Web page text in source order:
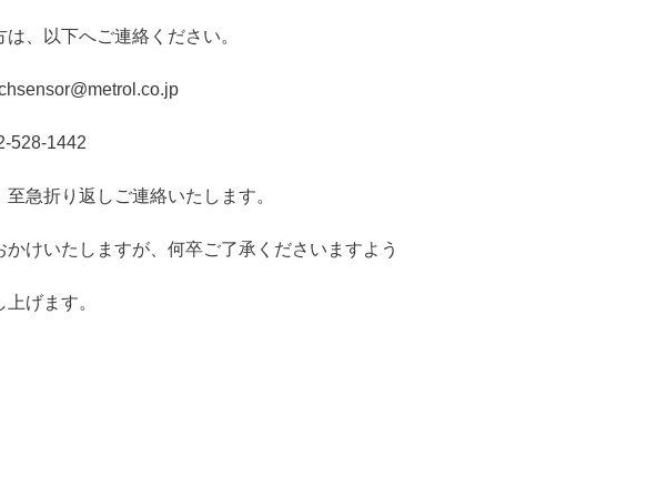
は、以下へご連絡ください。
528-1442
至急折り返しご連絡いたします。
かけいたしますが、何卒ご了承くださいますよう
げます。